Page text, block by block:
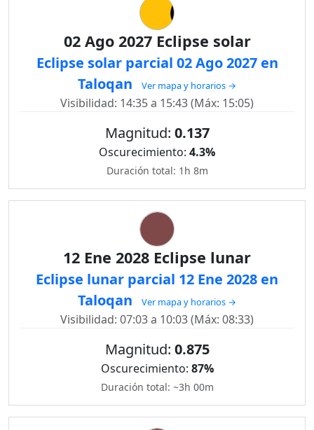
02 Ago 2027 Eclipse solar
Eclipse solar parcial 02 Ago 2027 en
Taloqan
Ver mapa y horarios →
Visibilidad: 14:35 a 15:43 (Máx: 15:05)
Magnitud: 0.137
Oscurecimiento: 4.3%
Duración total: 1h 8m
12 Ene 2028 Eclipse lunar
Eclipse lunar parcial 12 Ene 2028 en
Taloqan
Ver mapa y horarios →
Visibilidad: 07:03 a 10:03 (Máx: 08:33)
Magnitud: 0.875
Oscurecimiento: 87%
Duración total: ~3h 00m